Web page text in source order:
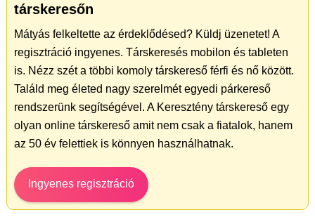
társkeresőn
Mátyás felkeltette az érdeklődésed? Küldj üzenetet! A
regisztráció ingyenes. Társkeresés mobilon és tableten
is. Nézz szét a többi komoly társkereső férfi és nő között.
Találd meg életed nagy szerelmét egyedi párkereső
rendszerünk segítségével. A Keresztény társkereső egy
olyan online társkereső amit nem csak a fiatalok, hanem
az 50 év felettiek is könnyen használhatnak.
Ingyenes regisztráció